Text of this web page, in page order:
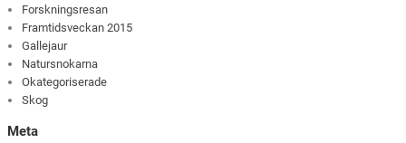
Forskningsresan
Framtidsveckan 2015
Gallejaur
Natursnokarna
Okategoriserade
Skog
Meta